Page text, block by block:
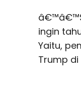
ingin
Yaitu,
Trump